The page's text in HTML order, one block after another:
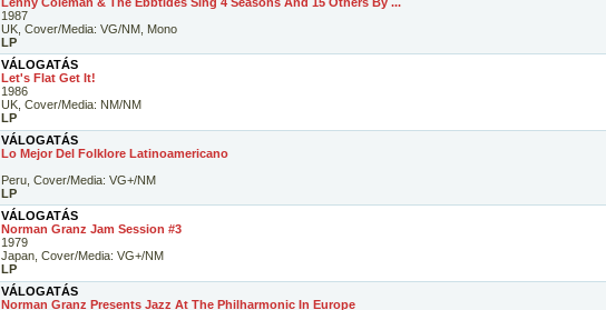
1987
UK, Cover/Media: VG/NM, Mono
LP
VÁLOGATÁS
Let's Flat Get It!
1986
UK, Cover/Media: NM/NM
LP
VÁLOGATÁS
Lo Mejor Del Folklore Latinoamericano
Peru, Cover/Media: VG+/NM
LP
VÁLOGATÁS
Norman Granz Jam Session #3
1979
Japan, Cover/Media: VG+/NM
LP
VÁLOGATÁS
Norman Granz Presents Jazz At The Philharmonic In Europe